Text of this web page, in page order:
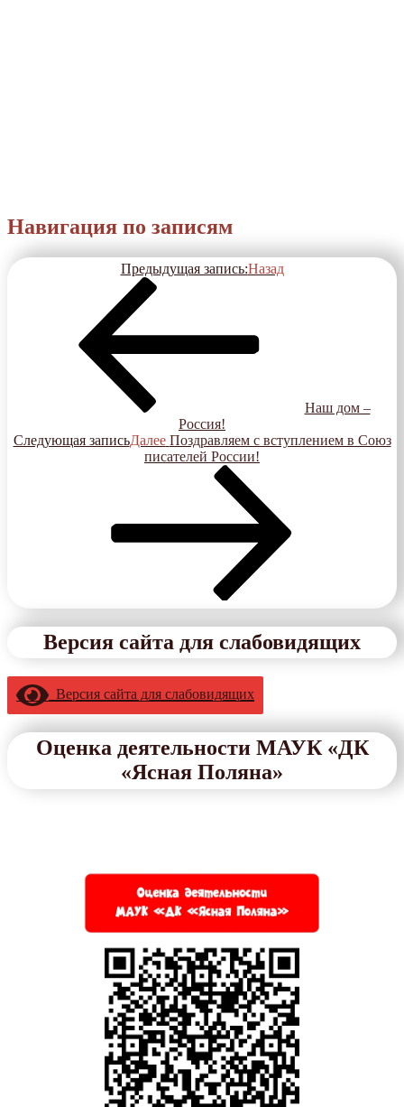
Навигация по записям
Предыдущая запись:Назад
Наш дом –
Россия!
Следующая записьДалее Поздравляем с вступлением в Союз
писателей России!
Версия сайта для слабовидящих
Версия сайта для слабовидящих
Оценка деятельности МАУК «ДК
«Ясная Поляна»